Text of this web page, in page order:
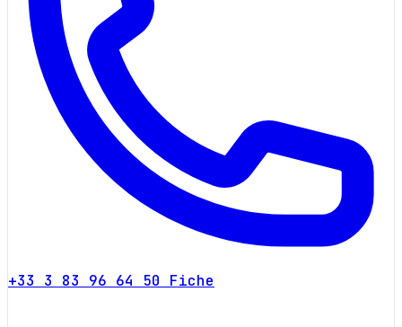
+33 3 83 96 64 50 Fiche